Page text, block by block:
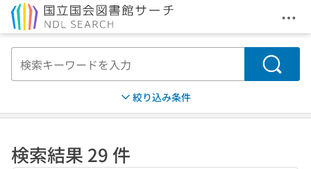
メ
検索
絞り込み条件
検索結果 29 件